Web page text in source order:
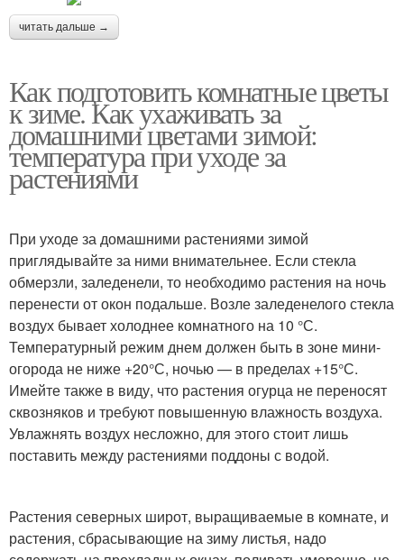
читать дальше →
Как подготовить комнатные цветы
к зиме. Как ухаживать за
домашними цветами зимой:
температура при уходе за
растениями
При уходе за домашними растениями зимой
приглядывайте за ними внимательнее. Если стекла
обмерзли, заледенели, то необходимо растения на ночь
перенести от окон подальше. Возле заледенелого стекла
воздух бывает холоднее комнатного на 10 °С.
Температурный режим днем должен быть в зоне мини-
огорода не ниже +20°С, ночью — в пределах +15°С.
Имейте также в виду, что растения огурца не переносят
сквозняков и требуют повышенную влажность воздуха.
Увлажнять воздух несложно, для этого стоит лишь
поставить между растениями поддоны с водой.
Растения северных широт, выращиваемые в комнате, и
растения, сбрасывающие на зиму листья, надо